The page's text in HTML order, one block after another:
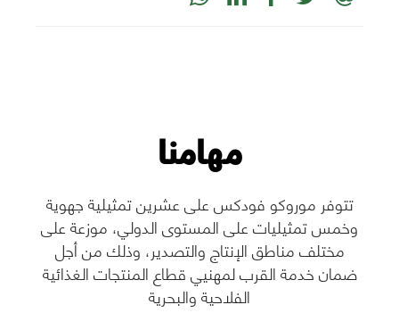
مهامنا
تتوفر موروكو فودكس على عشرين تمثيلية جهوية
وخمس تمثيليات على المستوى الدولي، موزعة على
مختلف مناطق الإنتاج والتصدير، وذلك من أجل
ضمان خدمة القرب لمهنيي قطاع المنتجات الغذائية
الفلاحية والبحرية
اليقظة الاستراتيجية و
العملية
رؤية المزيد